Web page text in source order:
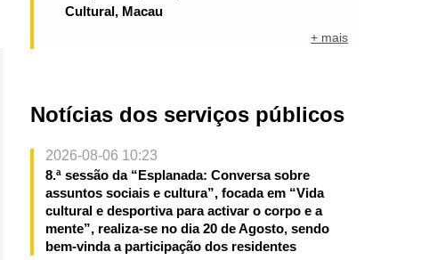
Cultural, Macau
+ mais
Notícias dos serviços públicos
2026-08-06 10:23
8.ª sessão da “Esplanada: Conversa sobre
assuntos sociais e cultura”, focada em “Vida
cultural e desportiva para activar o corpo e a
mente”, realiza-se no dia 20 de Agosto, sendo
bem-vinda a participação dos residentes